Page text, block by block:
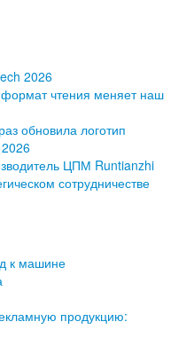
2026
чтения меняет наш
обновила логотип
ЦПМ Runtianzhi
сотрудничестве
к машине
продукцию: